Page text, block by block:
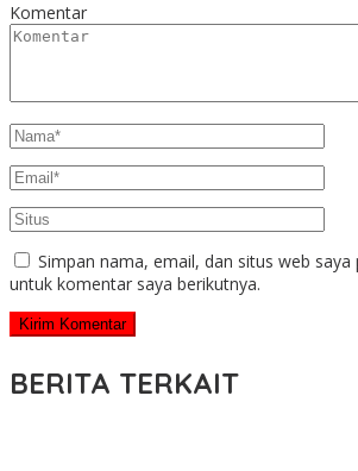
Komentar
Simpan nama, email, dan situs web saya
untuk komentar saya berikutnya.
BERITA TERKAIT